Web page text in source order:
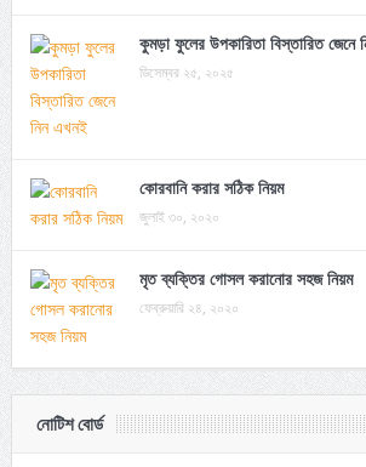
কুমড়া ফুলের উপকারিতা বিস্তারিত জেনে
ডিসেম্বর ২৫, ২০২৫
কোরবানি করার সঠিক নিয়ম
জুলাই ৩০, ২০২০
মৃত ব্যক্তির গোসল করানোর সহজ নিয়ম
ফেব্রুয়ারি ২৪, ২০২০
নোটিশ বোর্ড